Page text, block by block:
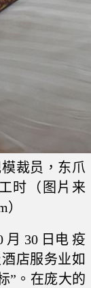
裁员，东爪
时（图片来
月 30 日电 疫
店服务业如
”。在庞大的